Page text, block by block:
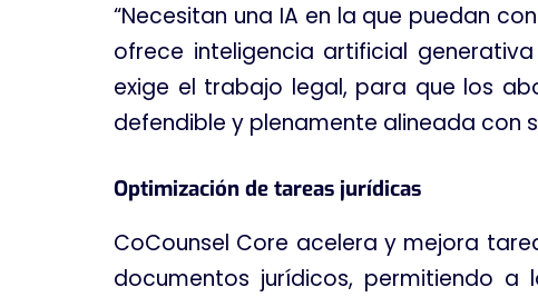
“Necesitan una IA en la que puedan
ofrece inteligencia artificial
exige el trabajo legal, para que los
defendible y plenamente alineada con
Optimización de tareas jurídicas
CoCounsel Core acelera y mejora
documentos jurídicos, permitiendo